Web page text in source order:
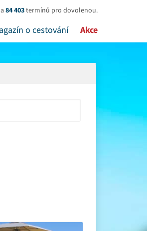
84 403termínů pro dovolenou.
o cestování Akce